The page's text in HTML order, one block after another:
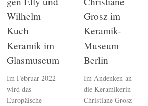
Wilhelm
Kuch –
Keramik im
Glasmuseum
Im Februar 2022
wird das
Europäische
Grosz im
Keramik-
Museum
Berlin
Im Andenken an
die Keramikerin
Christiane Grosz